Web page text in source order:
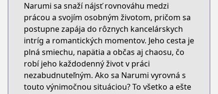
Narumi sa snaží nájsť rovnováhu medzi
prácou a svojím osobným životom, pričom sa
postupne zapája do rôznych kancelárskych
intríg a romantických momentov. Jeho cesta je
plná smiechu, napätia a občas aj chaosu, čo
robí jeho každodenný život v práci
nezabudnuteľným. Ako sa Narumi vyrovná s
touto výnimočnou situáciou? To všetko a ešte